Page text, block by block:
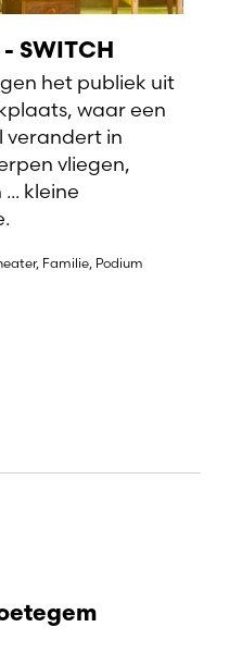
SWITCH
het publiek uit
waar een
verandert in
vliegen,
kleine
, Familie, Podium